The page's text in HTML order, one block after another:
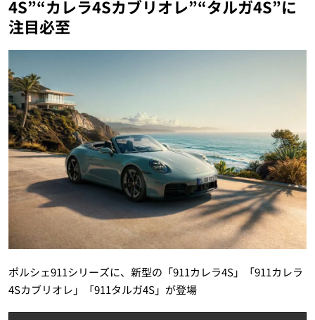
4S”“カレラ4Sカブリオレ”“タルガ4S”に
注目必至
ポルシェ911シリーズに、新型の「911カレラ4S」「911カレラ
4Sカブリオレ」「911タルガ4S」が登場